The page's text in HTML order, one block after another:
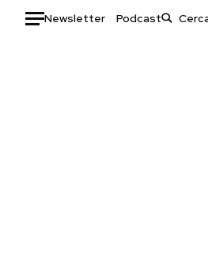
Newsletter Podcast